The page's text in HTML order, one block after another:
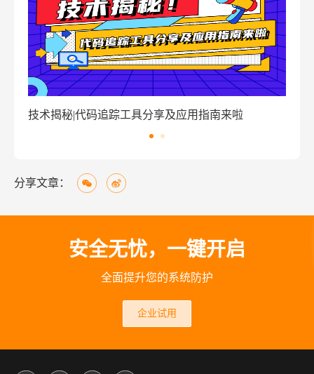
窃密病毒伪装Windows激活程序 盗取用户资金
分享文章：
安全无忧，一键开启
全面提升您的系统防护
企业试用